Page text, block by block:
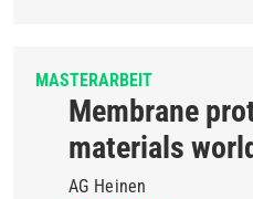
MASTERARBEIT
Membrane
materials world
AG Heinen